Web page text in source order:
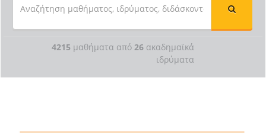
4215 μαθήματα από 26 ακαδημαϊκά
ιδρύματα